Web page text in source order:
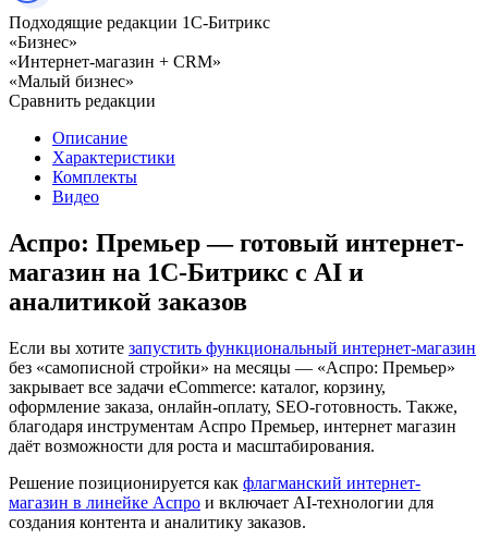
Подходящие редакции 1С-Битрикс
«Бизнес»
«Интернет-магазин + CRM»
«Малый бизнес»
Сравнить редакции
Описание
Характеристики
Комплекты
Видео
Аспро: Премьер — готовый интернет-
магазин на 1С-Битрикс с AI и
аналитикой заказов
Если вы хотите запустить функциональный интернет-магазин
без «самописной стройки» на месяцы — «Аспро: Премьер»
закрывает все задачи eCommerce: каталог, корзину,
оформление заказа, онлайн-оплату, SEO-готовность. Также,
благодаря инструментам Аспро Премьер, интернет магазин
даёт возможности для роста и масштабирования.
Решение позиционируется как флагманский интернет-
магазин в линейке Аспро и включает AI-технологии для
создания контента и аналитику заказов.